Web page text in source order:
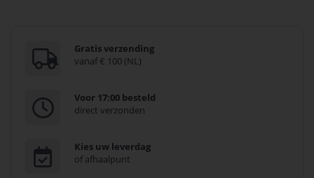
Gratis verzending
vanaf € 100 (NL)
Voor 17:00 besteld
direct verzonden
Kies uw leverdag
of afhaalpunt